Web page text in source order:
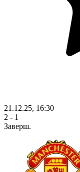
21.12.25, 16:30
2 - 1
Заверш.